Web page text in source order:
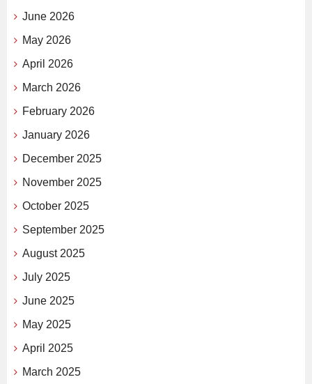
June 2026
May 2026
April 2026
March 2026
February 2026
January 2026
December 2025
November 2025
October 2025
September 2025
August 2025
July 2025
June 2025
May 2025
April 2025
March 2025